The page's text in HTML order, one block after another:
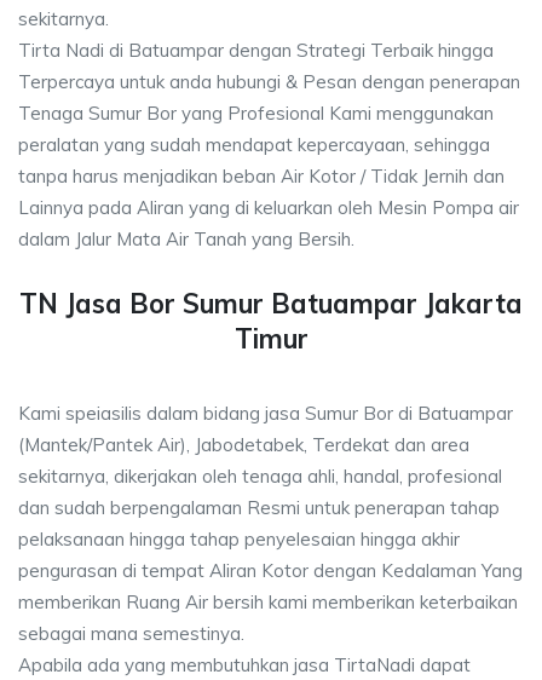
sekitarnya.
Tirta Nadi di Batuampar dengan Strategi Terbaik hingga
Terpercaya untuk anda hubungi & Pesan dengan penerapan
Tenaga Sumur Bor yang Profesional Kami menggunakan
peralatan yang sudah mendapat kepercayaan, sehingga
tanpa harus menjadikan beban Air Kotor / Tidak Jernih dan
Lainnya pada Aliran yang di keluarkan oleh Mesin Pompa air
dalam Jalur Mata Air Tanah yang Bersih.
TN Jasa Bor Sumur Batuampar Jakarta
Timur
Kami speiasilis dalam bidang jasa Sumur Bor di Batuampar
(Mantek/Pantek Air), Jabodetabek, Terdekat dan area
sekitarnya, dikerjakan oleh tenaga ahli, handal, profesional
dan sudah berpengalaman Resmi untuk penerapan tahap
pelaksanaan hingga tahap penyelesaian hingga akhir
pengurasan di tempat Aliran Kotor dengan Kedalaman Yang
memberikan Ruang Air bersih kami memberikan keterbaikan
sebagai mana semestinya.
Apabila ada yang membutuhkan jasa TirtaNadi dapat